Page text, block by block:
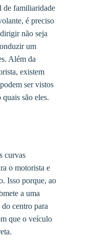
de familiaridade
é preciso
não seja
um
Além da
existem
ser vistos
são eles.
curvas
o motorista e
Isso porque, ao
a uma
centro para
que o veículo